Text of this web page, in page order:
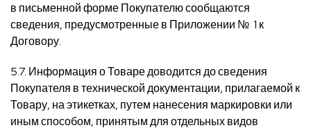
в письменной форме Покупателю сообщаются
сведения, предусмотренные в Приложении № 1 к
Договору.
5.7. Информация о Товаре доводится до сведения
Покупателя в технической документации, прилагаемой к
Товару, на этикетках, путем нанесения маркировки или
иным способом, принятым для отдельных видов